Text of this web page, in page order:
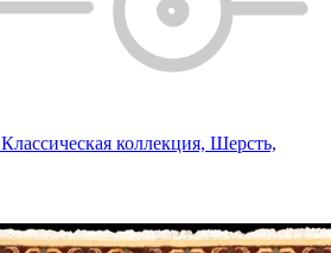
Классическая коллекция, Шерсть,